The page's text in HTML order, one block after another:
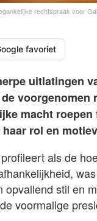
rechtspraak voor
favoriet
uitlatingen
voorgenomen
macht roepen
rol en
als de
opvallend stil en
voormalige